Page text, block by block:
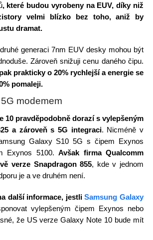
, které budou vyrobeny na EUV, díky niž
velmi blízko bez toho, aniž by
dramat.
generaci 7nm EUV desky mohou být
Zároveň snižuji cenu daného čipu.
prakticky o 20% rychlejší a energie se
pomaleji.
modemem
10 pravděpodobně dorazí s vylepšeným
a zároveň s 5G integraci. Nicméně v
Galaxy S10 5G s čipem Exynos
Exynos 5100.Avšak firma Qualcomm
verze Snapdragon 855, kde v jednom
je a ve druhém není.
další informace, jestliSamsung Galaxy
vylepšeným čipem Exynos nebo
že US verze Galaxy Note 10 bude mít